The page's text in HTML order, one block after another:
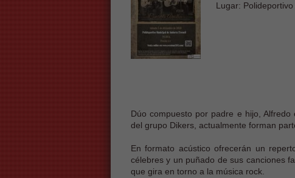
Lugar: Polideportivo
Dúo compuesto por padre e hijo,
del grupo Dikers, actualmente forman
En formato acústico ofrecerán un
célebres y un puñado de sus canciones
que gira en torno a la música rock.